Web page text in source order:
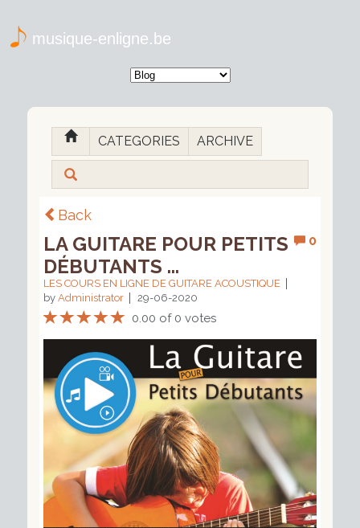
musique-enligne.be
CATEGORIES ARCHIVE
Back
0
LA GUITARE POUR PETITS
DÉBUTANTS ...
LES COURS EN LIGNE DE GUITARE ACOUSTIQUE
by Administrator 29-06-2020
0.00 of 0 votes